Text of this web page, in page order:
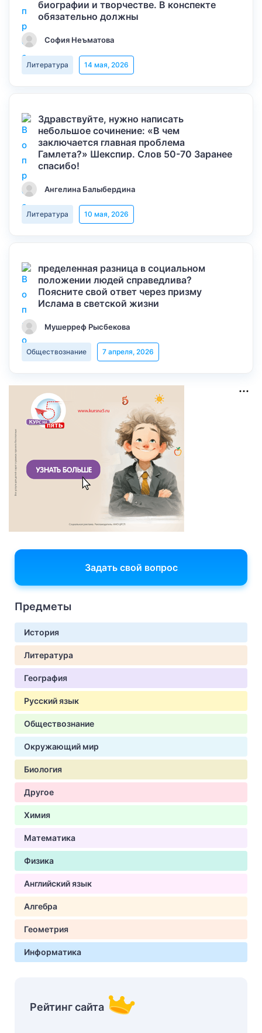
биографии и творчестве. В конспекте
обязательно должны
София Неъматова
Литература 14 мая, 2026
Здравствуйте, нужно написать
небольшое сочинение: «В чем
заключается главная проблема
Гамлета?» Шекспир. Слов 50-70 Заранее
спасибо!
Ангелина Балыбердина
Литература 10 мая, 2026
пределенная разница в социальном
положении людей справедлива?
Поясните свой ответ через призму
Ислама в светской жизни
Мушерреф Рысбекова
Обществознание 7 апреля, 2026
Задать свой вопрос
Предметы
История
Литература
География
Русский язык
Обществознание
Окружающий мир
Биология
Другое
Химия
Математика
Физика
Английский язык
Алгебра
Геометрия
Информатика
Рейтинг сайта